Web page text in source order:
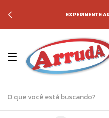
EXPERIMENTE ARRUDA,